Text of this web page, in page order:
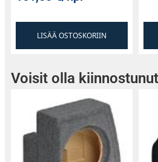
kestäväksi rakennettu
ja tyylikkään designin.
parantaa vahvistimen
tehokkaana
optimaalisen suorituskyvyn
kuuntelusessioiden aikana.
LISÄÄ OSTOSKORIIN
Voisit olla